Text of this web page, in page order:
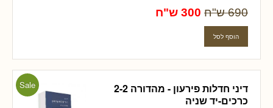
690 ש"ח 300 ש"ח
Sale
דיני חדלות פירעון - מהדורה 2-2
כרכים-יד שניה